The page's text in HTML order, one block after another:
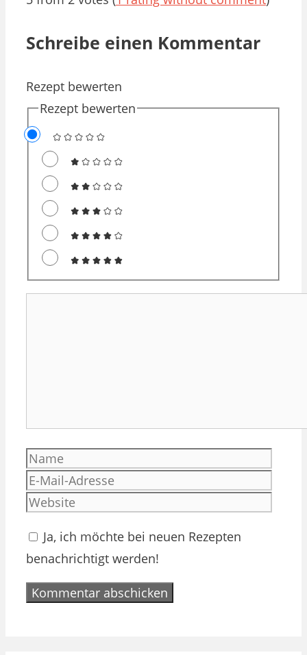
Schreibe einen Kommentar
Rezept bewerten
Rezept bewerten
Name
Ja, ich möchte bei neuen Rezepten
benachrichtigt werden!